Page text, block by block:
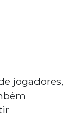
jogadores,